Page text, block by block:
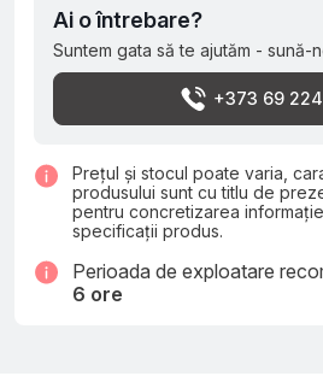
Ai o întrebare?
Suntem gata să te ajutăm - sună-
+373 69
Prețul și stocul poate varia,
produsului sunt cu titlu de
pentru concretizarea
specificații produs.
Perioada de exploatare
6 ore